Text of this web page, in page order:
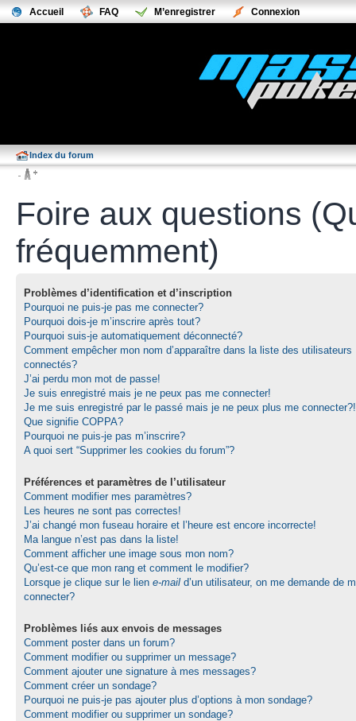
Accueil FAQ M’enregistrer Connexion
Index du forum
Foire aux questions
fréquemment)
Problèmes d’identification et d’inscription
Pourquoi ne puis-je pas me connecter?
Pourquoi dois-je m’inscrire après tout?
Pourquoi suis-je automatiquement déconnecté?
Comment empêcher mon nom d’apparaître dans la liste des utilisateurs
connectés?
J’ai perdu mon mot de passe!
Je suis enregistré mais je ne peux pas me connecter!
Je me suis enregistré par le passé mais je ne peux plus me connecter?!
Que signifie COPPA?
Pourquoi ne puis-je pas m’inscrire?
A quoi sert “Supprimer les cookies du forum”?
Préférences et paramètres de l’utilisateur
Comment modifier mes paramètres?
Les heures ne sont pas correctes!
J’ai changé mon fuseau horaire et l’heure est encore incorrecte!
Ma langue n’est pas dans la liste!
Comment afficher une image sous mon nom?
Qu’est-ce que mon rang et comment le modifier?
Lorsque je clique sur le lien e-mail d’un utilisateur, on me demande de
connecter?
Problèmes liés aux envois de messages
Comment poster dans un forum?
Comment modifier ou supprimer un message?
Comment ajouter une signature à mes messages?
Comment créer un sondage?
Pourquoi ne puis-je pas ajouter plus d’options à mon sondage?
Comment modifier ou supprimer un sondage?